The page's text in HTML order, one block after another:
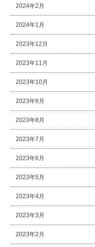
2024年2月
2024年1月
2023年12月
2023年11月
2023年10月
2023年9月
2023年8月
2023年7月
2023年6月
2023年5月
2023年4月
2023年3月
2023年2月